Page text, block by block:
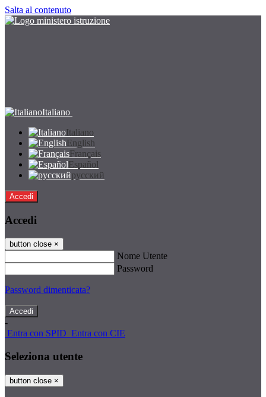
Salta al contenuto
Italiano
Italiano
English
Français
Español
русский
Accedi
Accedi
button close ×
Nome Utente
Password
Password dimenticata?
-
Entra con SPID Entra con CIE
Seleziona utente
button close ×